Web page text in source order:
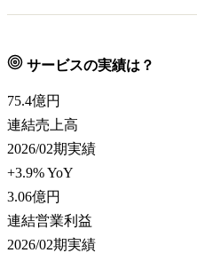
サービスの実績は？
75.4億円
連結売上高
2026/02期実績
+3.9% YoY
3.06億円
連結営業利益
2026/02期実績